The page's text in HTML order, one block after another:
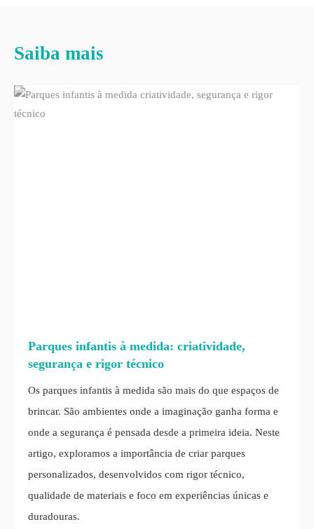
Saiba mais
Parques infantis à medida: criatividade,
segurança e rigor técnico
Os parques infantis à medida são mais do que espaços de
brincar. São ambientes onde a imaginação ganha forma e
onde a segurança é pensada desde a primeira ideia. Neste
artigo, exploramos a importância de criar parques
personalizados, desenvolvidos com rigor técnico,
qualidade de materiais e foco em experiências únicas e
duradouras.